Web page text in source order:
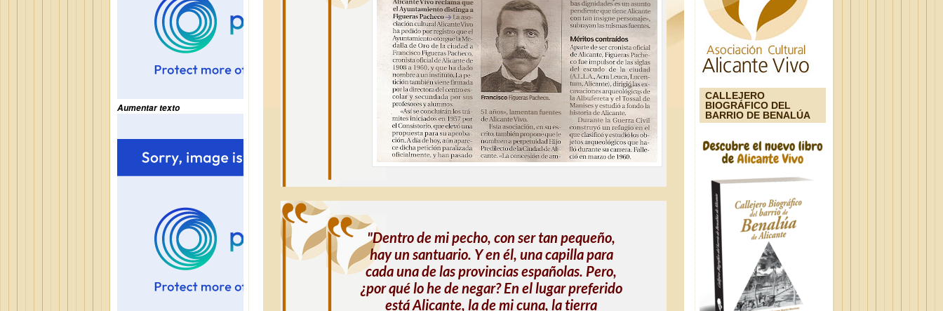
Aumentar texto
"Dentro de mi pecho, con ser tan pequeño,
hay un santuario. Y en él, una capilla para
cada una de las provincias españolas. Pero,
¿por qué lo he de negar? En el lugar preferido
está Alicante, la de mi cuna, la tierra
CALLEJERO
BIOGRÁFICO DEL
BARRIO DE BENALÚA